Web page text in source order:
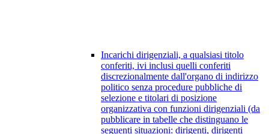
Incarichi dirigenziali, a qualsiasi titolo
conferiti, ivi inclusi quelli conferiti
discrezionalmente dall'organo di indirizzo
politico senza procedure pubbliche di
selezione e titolari di posizione
organizzativa con funzioni dirigenziali (da
pubblicare in tabelle che distinguano le
seguenti situazioni: dirigenti, dirigenti